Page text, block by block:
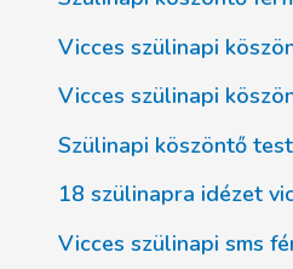
Vicces szülinapi
Vicces szülinapi
Szülinapi köszöntő
18 szülinapra idézet
Vicces szülinapi sms